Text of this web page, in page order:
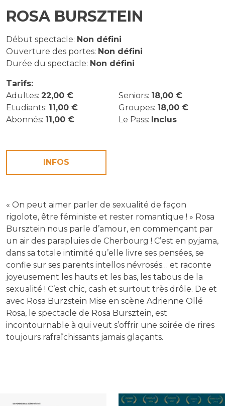
ROSA BURSZTEIN
Début spectacle: Non défini
Ouverture des portes: Non défini
Durée du spectacle: Non défini
Tarifs:
Adultes: 22,00 € Seniors: 18,00 €
Etudiants: 11,00 € Groupes: 18,00 €
Abonnés: 11,00 € Le Pass: Inclus
INFOS
« On peut aimer parler de sexualité de façon
rigolote, être féministe et rester romantique ! » Rosa
Bursztein nous parle d’amour, en commençant par
un air des parapluies de Cherbourg ! C’est en pyjama,
dans sa totale intimité qu’elle livre ses pensées, se
confie sur ses parents intellos névrosés… et raconte
joyeusement les hauts et les bas, les tabous de la
sexualité ! C’est chic, cash et surtout très drôle. De et
avec Rosa Burzstein Mise en scène Adrienne Ollé
Rosa, le spectacle de Rosa Bursztein, est
incontournable à qui veut s’offrir une soirée de rires
toujours rafraîchissants jamais glaçants.